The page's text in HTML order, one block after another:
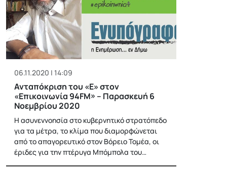
06.11.2020 | 14:09
Ανταπόκριση του «Ε» στον
«Επικοινωνία 94FM» – Παρασκευή 6
Νοεμβρίου 2020
Η ασυνεννοησία στο κυβερνητικό στρατόπεδο
για τα μέτρα, το κλίμα που διαμορφώνεται
από το απαγορευτικό στον Βόρειο Τομέα, οι
έριδες για την πτέρυγα Μπόμπολα του…